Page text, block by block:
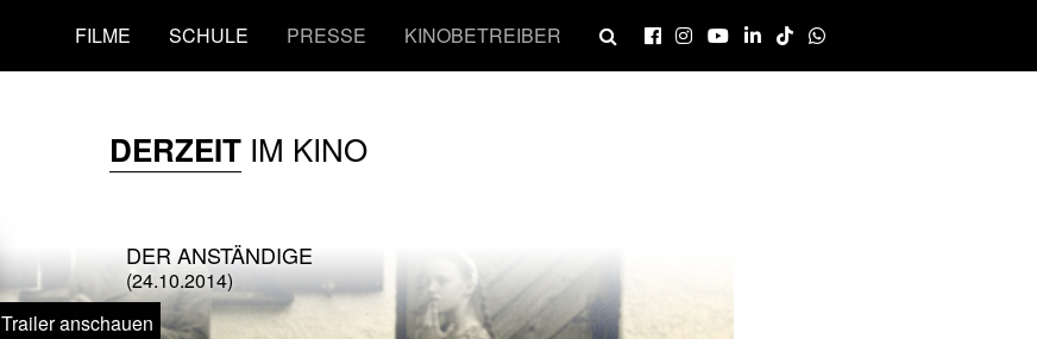
FILME SCHULE PRESSE KINOBETREIBER
DERZEITIM KINO
DER ANSTÄNDIGE
(24.10.2014)
Trailer anschauen